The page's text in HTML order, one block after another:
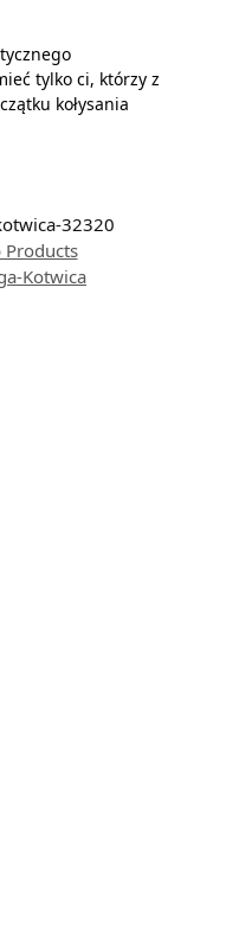
tylko ci, którzy z
kołysania
32320
Products
Kotwica